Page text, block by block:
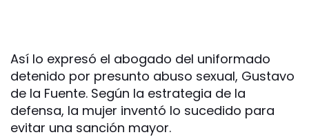
Así lo expresó el abogado del uniformado
detenido por presunto abuso sexual, Gustavo
de la Fuente. Según la estrategia de la
defensa, la mujer inventó lo sucedido para
evitar una sanción mayor.